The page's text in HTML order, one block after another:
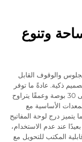
وتنوع
والوقوف القابل
ذكية. عادةً ما توفر
السطح الرئيسي للعمل عرضًا يتراوح بين 25 إلى 30 بوصة وعمقًا يتراوح
للمعدات الأساسية مع
درج لوحة المفاتيح
عند عدم الاستخدام،
المكتب للتحويل مع